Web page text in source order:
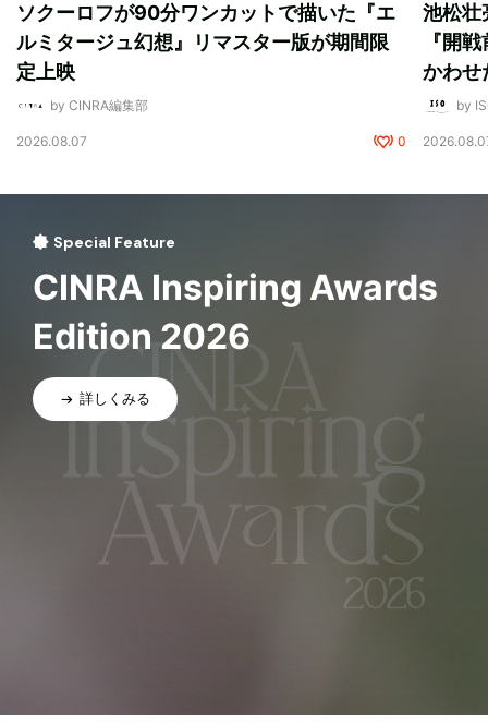
ソクーロフが90分ワンカットで描いた『エ
ルミタージュ幻想』リマスター版が期間限
定上映
by CINRA編集部
2026.08.07 0
池松壮
『開
かわせ
by
Special Feature
CINRA Inspiring Awards
Edition 2026
詳しくみる